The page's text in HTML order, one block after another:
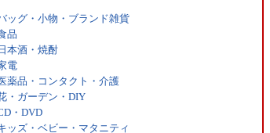
ッグ・小物・ブランド雑貨
品
日本酒・焼酎
電
薬品・コンタクト・介護
・ガーデン・DIY
・DVD
ッズ・ベビー・マタニティ